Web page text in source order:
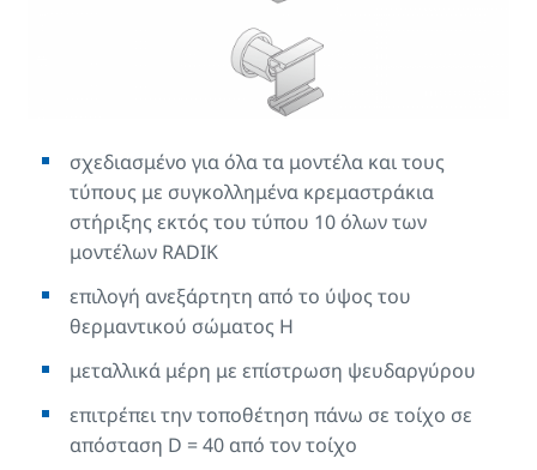
σχεδιασμένο για όλα τα μοντέλα και τους
τύπους με συγκολλημένα κρεμαστράκια
στήριξης εκτός του τύπου 10 όλων των
μοντέλων RADIK
επιλογή ανεξάρτητη από το ύψος του
θερμαντικού σώματος Η
μεταλλικά μέρη με επίστρωση ψευδαργύρου
επιτρέπει την τοποθέτηση πάνω σε τοίχο σε
απόσταση D = 40 από τον τοίχο